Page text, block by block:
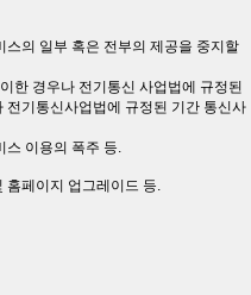
의 일부 혹은 전부의 제공을 중지할
한 경우나 전기통신 사업법에 규정된
기통신사업법에 규정된 기간 통신사
스 이용의 폭주 등.
페이지 업그레이드 등.